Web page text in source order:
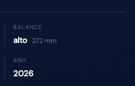
BALANCE
alto · 272 mm
AÑO
2026